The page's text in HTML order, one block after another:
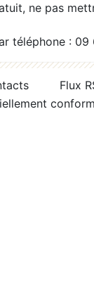
ne pas
téléphone :
Flux